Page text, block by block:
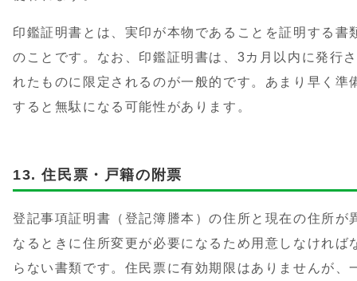
印鑑証明書とは、実印が本物であることを証明する書
のことです。なお、印鑑証明書は、3カ月以内に発行
れたものに限定されるのが一般的です。あまり早く準
すると無駄になる可能性があります。
住民票・戸籍の附票
登記事項証明書（登記簿謄本）の住所と現在の住所が
なるときに住所変更が必要になるため用意しなければ
らない書類です。住民票に有効期限はありませんが、